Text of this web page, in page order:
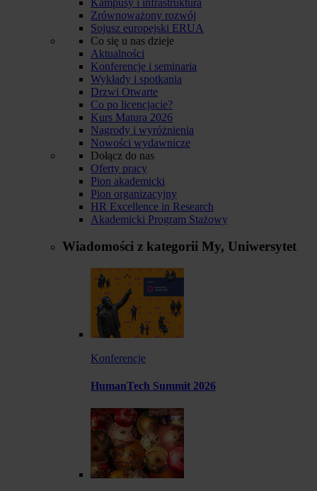
Zrównoważony rozwój
Sojusz europejski ERUA
Co się u nas dzieje
Aktualności
Konferencje i seminaria
Wykłady i spotkania
Drzwi Otwarte
Co po licencjacie?
Kurs Matura 2026
Nagrody i wyróżnienia
Nowości wydawnicze
Dołącz do nas
Oferty pracy
Pion akademicki
Pion organizacyjny
HR Excellence in Research
Akademicki Program Stażowy
Wiadomości z kategorii My, Uniwersytet
Konferencje
HumanTech Summit 2026